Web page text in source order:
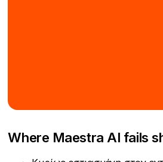
Where Maestra AI fails